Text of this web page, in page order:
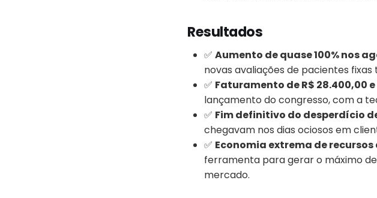
Resultados
✅ Aumento de quase 100% nos
novas avaliações de pacientes fixas
✅ Faturamento de R$ 28.400,00
lançamento do congresso, com a
✅ Fim definitivo do desperdício
chegavam nos dias ociosos em
✅ Economia extrema de
ferramenta para gerar o máximo
mercado.